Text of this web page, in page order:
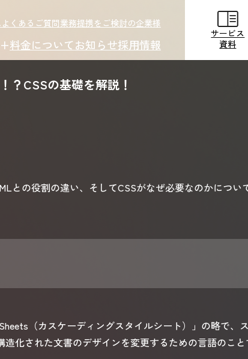
よくあるご質問業務提携をご検討の企業様
料金についてお知らせ採用情報
サービス
資料
？CSSの基礎を解説！
との役割の違い、そしてCSSがなぜ必要なのかについ
（カスケーディングスタイルシート）」の略で、
化された文書のデザインを変更するための言語のこと